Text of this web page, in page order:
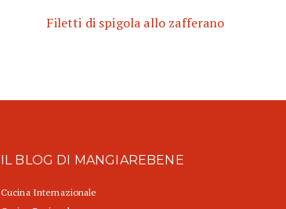
Filetti di spigola allo zafferano
IL BLOG DI MANGIAREBENE
Cucina Internazionale